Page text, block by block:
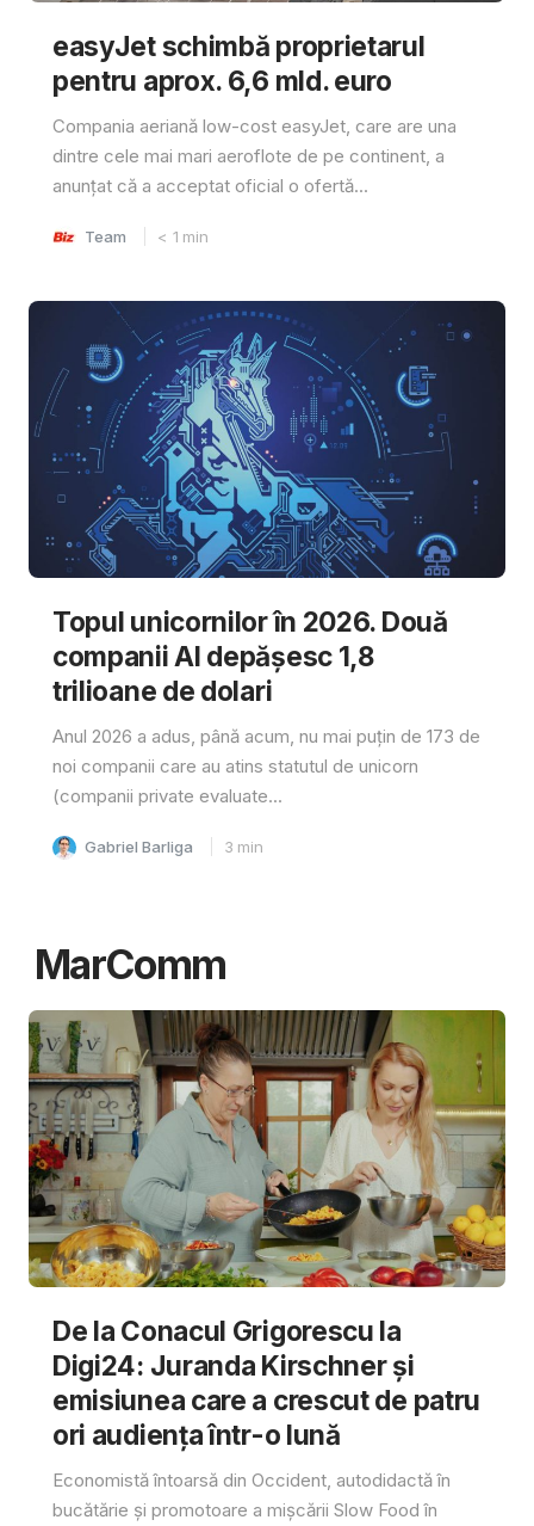
easyJet schimbă proprietarul
pentru aprox. 6,6 mld. euro
Compania aeriană low-cost easyJet, care are una
dintre cele mai mari aeroflote de pe continent, a
anunțat că a acceptat oficial o ofertă...
Team < 1 min
Topul unicornilor în 2026. Două
companii AI depășesc 1,8
trilioane de dolari
Anul 2026 a adus, până acum, nu mai puțin de 173 de
noi companii care au atins statutul de unicorn
(companii private evaluate...
Gabriel Barliga 3 min
MarComm
De la Conacul Grigorescu la
Digi24: Juranda Kirschner și
emisiunea care a crescut de patru
ori audiența într-o lună
Economistă întoarsă din Occident, autodidactă în
bucătărie și promotoare a mișcării Slow Food în